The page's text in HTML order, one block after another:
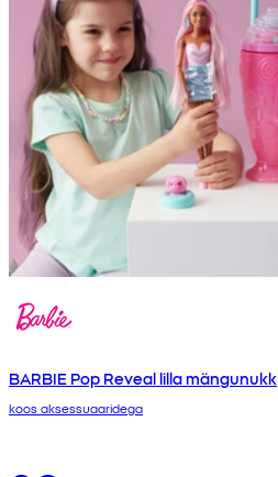
BARBIE Pop Reveal lilla mängunukk
koos aksessuaaridega